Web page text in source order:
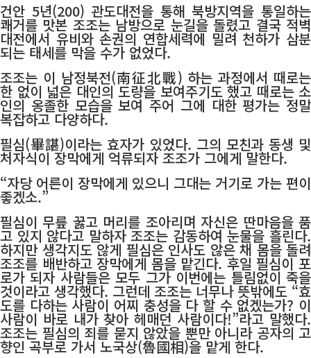
건안 5년(200) 관도대전을 통해 북방지역을 통일하는
쾌거를 맛본 조조는 남방으로 눈길을 돌렸고 결국 적벽
대전에서 유비와 손권의 연합세력에 밀려 천하가 삼분
되는 태세를 막을 수가 없었다.
조조는 이 남정북전(南征北戰) 하는 과정에서 때로는
한 없이 넓은 대인의 도량을 보여주기도 했고 때로는 소
인의 옹졸한 모습을 보여 주어 그에 대한 평가는 정말
복잡하고 다양하다.
필심(畢諶)이라는 효자가 있었다. 그의 모친과 동생 및
처자식이 장막에게 억류되자 조조가 그에게 말한다.
“자당 어른이 장막에게 있으니 그대는 거기로 가는 편이
좋겠소.”
필심이 무릎 꿇고 머리를 조아리며 자신은 딴마음을 품
고 있지 않다고 말하자 조조는 감동하여 눈물을 흘린다.
하지만 생각지도 않게 필심은 인사도 않은 채 몸을 돌려
조조를 배반하고 장막에게 몸을 맡긴다. 후일 필심이 포
로가 되자 사람들은 모두 그가 이번에는 틀림없이 죽을
것이라고 생각했다. 그런데 조조는 너무나 뜻밖에도 “효
도를 다하는 사람이 어찌 충성을 다 할 수 없겠는가? 이
사람이 바로 내가 찾아 헤매던 사람이다!”라고 말했다.
조조는 필심의 죄를 묻지 않았을 뿐만 아니라 공자의 고
향인 곡부로 가서 노국상(魯國相)을 맡게 한다.